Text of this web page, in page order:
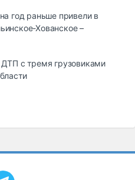
год раньше привели в
Хованское –
с тремя грузовиками